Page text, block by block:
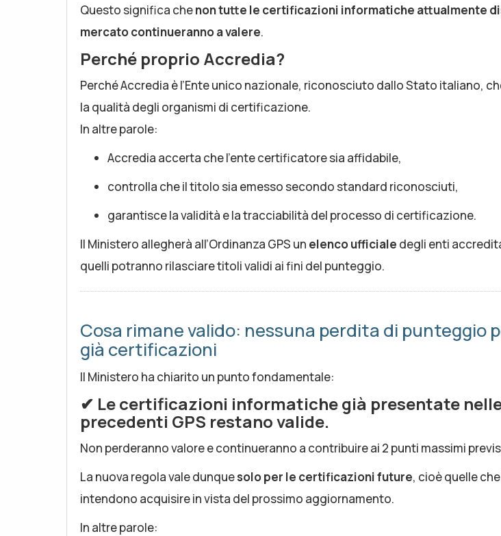
Questo significa chenon tutte le certificazioni informatiche attualmente
mercato continueranno a valere.
Perché proprio Accredia?
Perché Accredia è l’Ente unico nazionale, riconosciuto dallo Stato italiano,
la qualità degli organismi di certificazione.
In altre parole:
Accredia accerta che l’ente certificatore sia affidabile,
controlla che il titolo sia emesso secondo standard riconosciuti,
garantisce la validità e la tracciabilità del processo di certificazione.
Il Ministero allegherà all’Ordinanza GPS un elenco ufficiale degli enti
quelli potranno rilasciare titoli validi ai fini del punteggio.
Cosa rimane valido: nessuna perdita di punteggio
già certificazioni
Il Ministero ha chiarito un punto fondamentale:
✔ Le certificazioni informatiche già presentate
precedenti GPS restano valide.
Non perderanno valore e continueranno a contribuire ai 2 punti massimi
La nuova regola vale dunquesolo per le certificazioni future, cioè quelle
intendono acquisire in vista del prossimo aggiornamento.
In altre parole: